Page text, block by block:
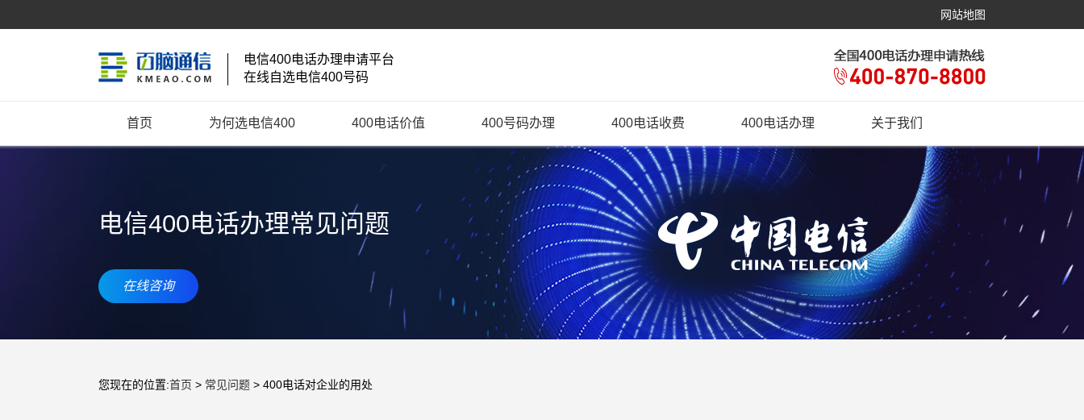
网站地图
电信400电话办理申请平台
在线自选电信400号码
首页 为何选电信400 400电话价值 400号码办理 400电话收费 400电话办理 关于我们
电信400电话办理常见问题
在线咨询
您现在的位置:首页 > 常见问题 > 400电话对企业的用处